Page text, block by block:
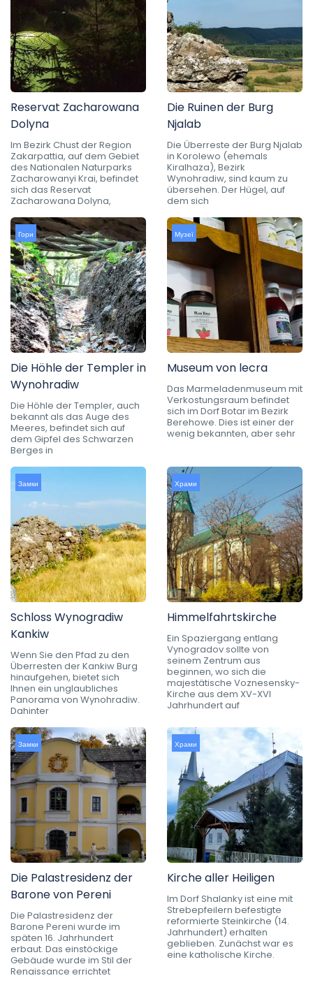
Reservat Zacharowana
Dolyna
Im Bezirk Chust der Region
Zakarpattia, auf dem Gebiet
des Nationalen Naturparks
Zacharowanyi Krai, befindet
sich das Reservat
Zacharowana Dolyna,
Die Ruinen der Burg
Njalab
Die Überreste der Burg Njalab
in Korolewo (ehemals
Kiralhaza), Bezirk
Wynohradiw, sind kaum zu
übersehen. Der Hügel, auf
dem sich
Гори
Die Höhle der Templer in
Wynohradiw
Die Höhle der Templer, auch
bekannt als das Auge des
Meeres, befindet sich auf
dem Gipfel des Schwarzen
Berges in
Музеї
Museum von lecra
Das Marmeladenmuseum mit
Verkostungsraum befindet
sich im Dorf Botar im Bezirk
Berehowe. Dies ist einer der
wenig bekannten, aber sehr
Замки
Schloss Wynogradiw
Kankiw
Wenn Sie den Pfad zu den
Überresten der Kankiw Burg
hinaufgehen, bietet sich
Ihnen ein unglaubliches
Panorama von Wynohradiw.
Dahinter
Храми
Himmelfahrtskirche
Ein Spaziergang entlang
Vynogradov sollte von
seinem Zentrum aus
beginnen, wo sich die
majestätische Voznesensky-
Kirche aus dem XV-XVI
Jahrhundert auf
Замки
Die Palastresidenz der
Barone von Pereni
Die Palastresidenz der
Barone Pereni wurde im
späten 16. Jahrhundert
erbaut. Das einstöckige
Gebäude wurde im Stil der
Renaissance errichtet
Храми
Kirche aller Heiligen
Im Dorf Shalanky ist eine mit
Strebepfeilern befestigte
reformierte Steinkirche (14.
Jahrhundert) erhalten
geblieben. Zunächst war es
eine katholische Kirche.